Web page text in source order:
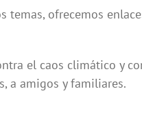
temas, ofrecemos
el caos climático y
a amigos y familiares.